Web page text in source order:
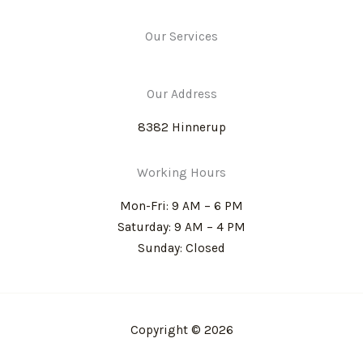
Our Services
Our Address
8382 Hinnerup
Working Hours
Mon-Fri: 9 AM – 6 PM
Saturday: 9 AM – 4 PM
Sunday: Closed
Copyright © 2026